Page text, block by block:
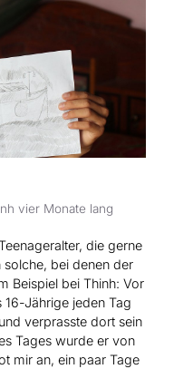
vier Monate lang
die gerne
bei denen der
Beispiel bei Thinh: Vor
Jährige jeden Tag
verprasste dort sein
Tages wurde er von
mir an, ein paar Tage